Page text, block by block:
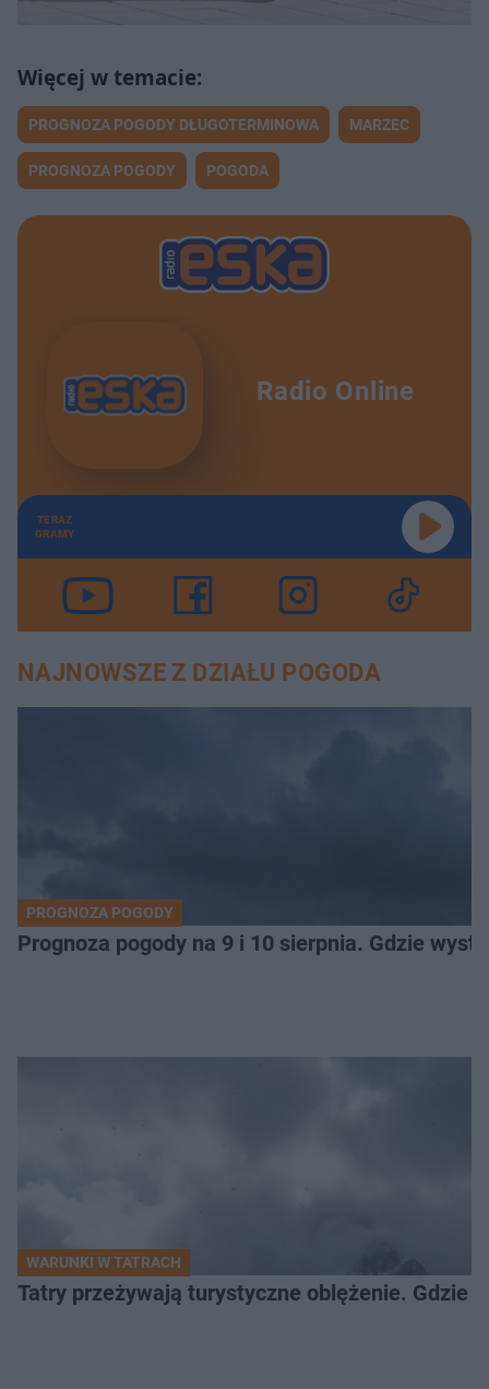
PROGNOZA POGODY DŁUGOTERMINOWA MARZEC
PROGNOZA POGODY POGODA
Radio Online
TERAZ
GRAMY
NAJNOWSZE Z DZIAŁU POGODA
PROGNOZA POGODY
Prognoza pogody na 9 i 10 sierpnia. Gdzie
WARUNKI W TATRACH
Tatry przeżywają turystyczne oblężenie. Gdzie